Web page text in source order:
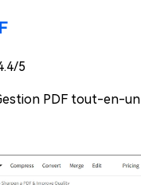
5
PDF tout-en-